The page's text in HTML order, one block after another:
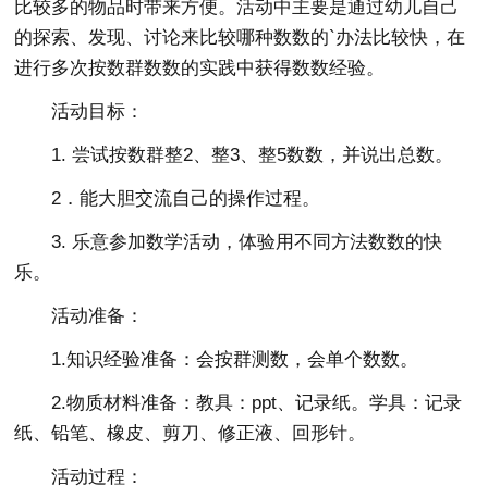
比较多的物品时带来方便。活动中主要是通过幼儿自己
的探索、发现、讨论来比较哪种数数的`办法比较快，在
进行多次按数群数数的实践中获得数数经验。
活动目标：
1. 尝试按数群整2、整3、整5数数，并说出总数。
2．能大胆交流自己的操作过程。
3. 乐意参加数学活动，体验用不同方法数数的快
乐。
活动准备：
1.知识经验准备：会按群测数，会单个数数。
2.物质材料准备：教具：ppt、记录纸。学具：记录
纸、铅笔、橡皮、剪刀、修正液、回形针。
活动过程：